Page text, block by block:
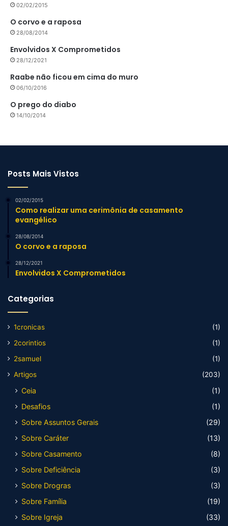
02/02/2015
O corvo e a raposa
28/08/2014
Envolvidos X Comprometidos
28/12/2021
Raabe não ficou em cima do muro
06/10/2016
O prego do diabo
14/10/2014
Posts Mais Vistos
02/02/2015
Como realizar uma cerimônia de casamento
evangélico
28/08/2014
O corvo e a raposa
28/12/2021
Envolvidos X Comprometidos
Categorias
1cronicas
(1)
2corintios
(1)
2samuel
(1)
Artigos
(203)
Ceia
(1)
Desafios
(1)
Sobre Assuntos Gerais
(29)
Sobre Caráter
(13)
Sobre Casamento
(8)
Sobre Deficiência
(3)
Sobre Drogras
(3)
Sobre Família
(19)
Sobre Igreja
(33)